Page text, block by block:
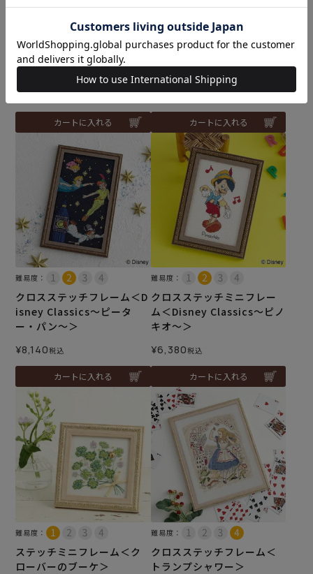
ステッチミニクロス＜ほた
る＞
¥3,740税込
カートに入れる
難易度：
クロスステッチフレーム＜D
¥9,680
カートに入れる
難易度：
クロスステッチフレーム＜D
isney Classics～ピータ
ー・パン～＞
¥8,140税込
カートに入れる
難易度：
クロスステッチミニフレー
ム＜Disney Classics～ピノ
キオ～＞
¥6,380税込
カートに入れる
難易度：
ステッチミニフレーム＜ク
ローバーのブーケ＞
難易度：
クロスステッチフレーム＜
トランプシャワー＞